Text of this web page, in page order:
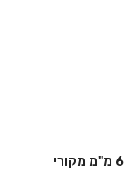
היה הראשון לכתוב סקירה “קלטת שחור על שקוף 6 מ"מ מקורי